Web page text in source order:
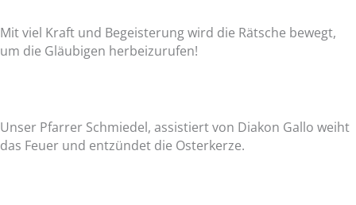
Mit viel Kraft und Begeisterung wird die Rätsche bewegt,
um die Gläubigen herbeizurufen!
Unser Pfarrer Schmiedel, assistiert von Diakon Gallo weiht
das Feuer und entzündet die Osterkerze.